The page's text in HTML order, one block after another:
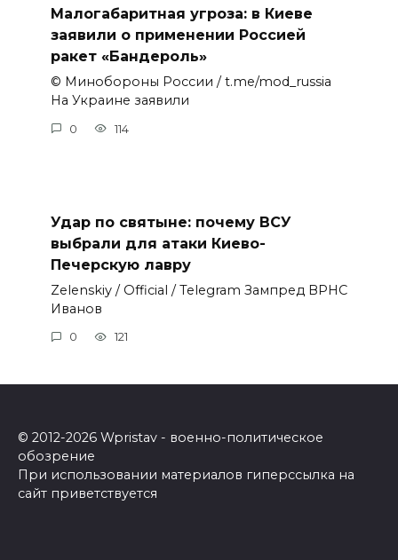
Малогабаритная угроза: в Киеве
заявили о применении Россией
ракет «Бандероль»
© Минобороны России / t.me/mod_russia
На Украине заявили
0 114
Удар по святыне: почему ВСУ
выбрали для атаки Киево-
Печерскую лавру
Zеlеnskiу / Оfficiаl / Telegram Зампред ВРНС
Иванов
0 121
© 2012-2026 Wpristav - военно-политическое
обозрение
При использовании материалов гиперссылка на
сайт приветствуется